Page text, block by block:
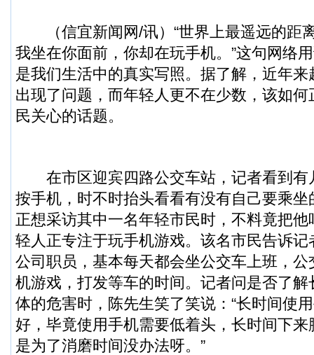
（信宜新闻 网/讯）“世界上最遥远的距
我坐在你面前，你却在玩手机。”这句网络
是我们生活中的真实写照。据了解，近年
出现了问题，而年轻人更不在少数，该如
民关心的话题。
在市区迎宾四路公交车站，记者看到有
按手机，时不时抬头看看有没有自己要乘
正想采访其中一名年轻市民时，不料竟把
轻人正专注于玩手机游戏。该名市民告诉
公司职员，基本每天都会坐公交车上班，
机游戏，打发等车的时间。记者问是否了
体的危害时，陈先生笑了笑说：“长时间使
好，毕竟使用手机需要低着头，长时间下
是为了消磨时间没办法呀。”